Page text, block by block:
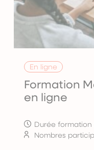
En ligne
Formation
en ligne
Durée formation
Nombres